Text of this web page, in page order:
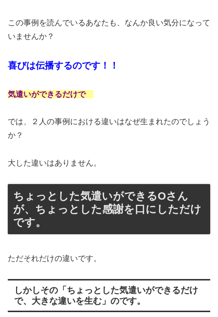
この事例を読んでいるあなたも、なんか良い気分になって
いませんか？
喜びは伝播するのです！！
気遣いができるだけで
では、２人の事例における違いはなぜ生まれたのでしょう
か？
大した違いはありません。
ちょっとした気遣いができるOさん
が、ちょっとした感謝を口にしただけ
です。
ただそれだけの違いです。
しかしその「ちょっとした気遣いができるだけ
で、大きな違いを生む」のです。